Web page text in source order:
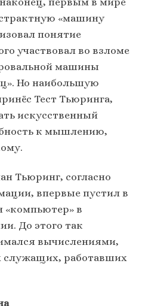
«машину
понятие
участвовал во взломе
машины
Но наибольшую
Тест Тьюринга,
искусственный
к мышлению,
Тьюринг, согласно
впервые пустил в
«компьютер» в
До этого так
вычислениями,
служащих, работавших